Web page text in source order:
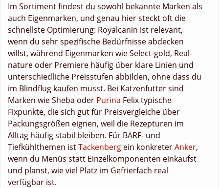
Im Sortiment findest du sowohl bekannte Marken als
auch Eigenmarken, und genau hier steckt oft die
schnellste Optimierung: Royalcanin ist relevant,
wenn du sehr spezifische Bedürfnisse abdecken
willst, während Eigenmarken wie Select-gold, Real-
nature oder Premiere häufig über klare Linien und
unterschiedliche Preisstufen abbilden, ohne dass du
im Blindflug kaufen musst. Bei Katzenfutter sind
Marken wie Sheba oder Purina Felix typische
Fixpunkte, die sich gut für Preisvergleiche über
Packungsgrößen eignen, weil die Rezepturen im
Alltag häufig stabil bleiben. Für BARF- und
Tiefkühlthemen istTackenberg ein konkreterAnker,
wenn du Menüs statt Einzelkomponenten einkaufst
und planst, wie viel Platz im Gefrierfach real
verfügbar ist.